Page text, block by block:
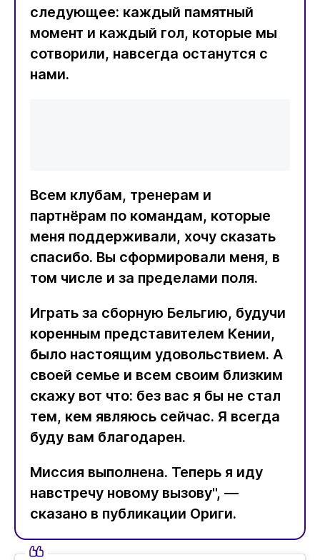
следующее: каждый памятный
момент и каждый гол, которые мы
сотворили, навсегда останутся с
нами.
Всем клубам, тренерам и
партнёрам по командам, которые
меня поддерживали, хочу сказать
спасибо. Вы сформировали меня, в
том числе и за пределами поля.
Играть за сборную Бельгию, будучи
коренным представителем Кении,
было настоящим удовольствием. А
своей семье и всем своим близким
скажу вот что: без вас я бы не стал
тем, кем являюсь сейчас. Я всегда
буду вам благодарен.
Миссия выполнена. Теперь я иду
навстречу новому вызову", —
сказано в публикации Ориги.